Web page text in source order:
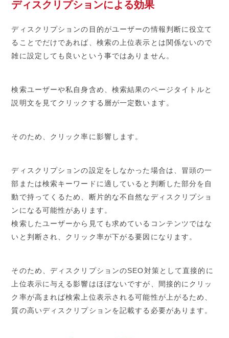
ディスクリプションによる効果
ディスクリプションの目的がユーザーの情報判断に役立て
ることでだけであれば、検索の上位表示とは関係ないので
雑に設定しても良いという事ではありません。
検索ユーザーや私自身含め、検索結果のページタイトルと
説明文を見てクリックする層が一定数います。
そのため、クリック率に影響します。
ディスクリプションの設定をしなかった場合は、冒頭の一
部または検索キーワードに適していると判断した部分を自
動で持ってくるため、断片的な不自然なディスクリプショ
ンになる可能性があります。
検索したユーザーから見ても求めているコンテンツではな
いと判断され、クリック率が下がる要因になります。
そのため、ディスクリプションのSEO対策として直接的に
上位表示に与える影響はほぼないですが、間接的にクリッ
ク率が高まれば検索上位表示される可能性が上がるため、
質の高いディスクリプションを記載する必要があります。